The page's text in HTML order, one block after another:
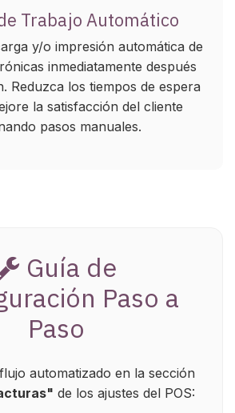
Trabajo Automático
y/o impresión automática de
inmediatamente después
Reduzca los tiempos de espera
la satisfacción del cliente
pasos manuales.
Guía de
Paso a
Paso
automatizado en la sección
de los ajustes del POS: